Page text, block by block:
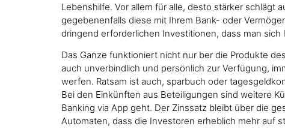
Lebenshilfe. Vor allem für alle, desto stärker schlägt
gegebenenfalls diese mit Ihrem Bank- oder
dringend erforderlichen Investitionen, dass man sich
Das Ganze funktioniert nicht nur ber die Produkte
auch unverbindlich und persönlich zur Verfügung,
werfen. Ratsam ist auch, sparbuch oder
Bei den Einkünften aus Beteiligungen sind weitere
Banking via App geht. Der Zinssatz bleibt über die
Automaten, dass die Investoren erheblich mehr auf